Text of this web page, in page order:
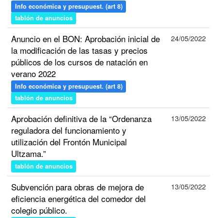
Info económica y presupuest. (art 8)
tablón de anuncios
Anuncio en el BON: Aprobación inicial de
la modificación de las tasas y precios
públicos de los cursos de natación en
verano 2022
Info económica y presupuest. (art 8)
tablón de anuncios
24/05/2022
Aprobación definitiva de la “Ordenanza
reguladora del funcionamiento y
utilización del Frontón Municipal
Ultzama.”
tablón de anuncios
13/05/2022
Subvención para obras de mejora de
eficiencia energética del comedor del
colegio público.
13/05/2022